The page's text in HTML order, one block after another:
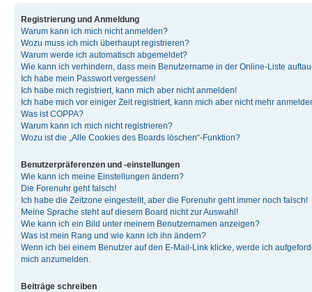
Registrierung und Anmeldung
Warum kann ich mich nicht anmelden?
Wozu muss ich mich überhaupt registrieren?
Warum werde ich automatisch abgemeldet?
Wie kann ich verhindern, dass mein Benutzername in der Online-Liste
Ich habe mein Passwort vergessen!
Ich habe mich registriert, kann mich aber nicht anmelden!
Ich habe mich vor einiger Zeit registriert, kann mich aber nicht mehr
Was ist COPPA?
Warum kann ich mich nicht registrieren?
Wozu ist die „Alle Cookies des Boards löschen“-Funktion?
Benutzerpräferenzen und -einstellungen
Wie kann ich meine Einstellungen ändern?
Die Forenuhr geht falsch!
Ich habe die Zeitzone eingestellt, aber die Forenuhr geht immer noch falsch!
Meine Sprache steht auf diesem Board nicht zur Auswahl!
Wie kann ich ein Bild unter meinem Benutzernamen anzeigen?
Was ist mein Rang und wie kann ich ihn ändern?
Wenn ich bei einem Benutzer auf den E-Mail-Link klicke, werde ich
mich anzumelden.
Beiträge schreiben